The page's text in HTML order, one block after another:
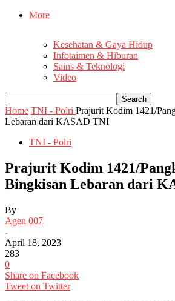
More
Kesehatan & Gaya Hidup
Infotaimen & Hiburan
Sains & Teknologi
Video
Home TNI - Polri Prajurit Kodim 1421/
Lebaran dari KASAD TNI
TNI - Polri
Prajurit Kodim 1421/
Bingkisan Lebaran dari
By
Agen 007
-
April 18, 2023
283
0
Share on Facebook
Tweet on Twitter